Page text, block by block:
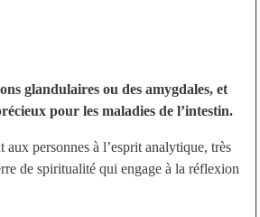
glandulaires ou des amygdales, et
pour les maladies de l’intestin.
personnes à l’esprit analytique, très
de spiritualité qui engage à la réflexion